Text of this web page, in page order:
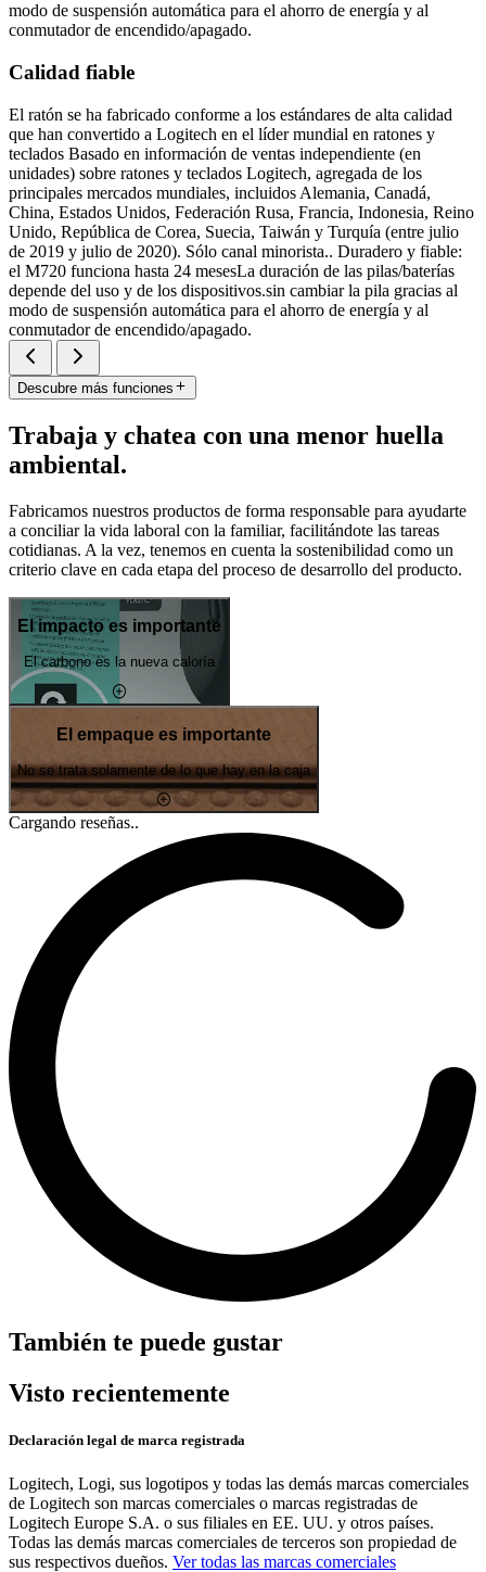
modo de suspensión automática para el ahorro de energía y al
conmutador de encendido/apagado.
Calidad fiable
El ratón se ha fabricado conforme a los estándares de alta calidad
que han convertido a Logitech en el líder mundial en ratones y
teclados Basado en información de ventas independiente (en
unidades) sobre ratones y teclados Logitech, agregada de los
principales mercados mundiales, incluidos Alemania, Canadá,
China, Estados Unidos, Federación Rusa, Francia, Indonesia, Reino
Unido, República de Corea, Suecia, Taiwán y Turquía (entre julio
de 2019 y julio de 2020). Sólo canal minorista.. Duradero y fiable:
el M720 funciona hasta 24 mesesLa duración de las pilas/baterías
depende del uso y de los dispositivos.sin cambiar la pila gracias al
modo de suspensión automática para el ahorro de energía y al
conmutador de encendido/apagado.
Descubre más funciones
Trabaja y chatea con una menor huella
ambiental.
Fabricamos nuestros productos de forma responsable para ayudarte
a conciliar la vida laboral con la familiar, facilitándote las tareas
cotidianas. A la vez, tenemos en cuenta la sostenibilidad como un
criterio clave en cada etapa del proceso de desarrollo del producto.
El impacto es importante
El carbono es la nueva caloría
El empaque es importante
No se trata solamente de lo que hay en la caja
Cargando reseñas..
También te puede gustar
Visto recientemente
Declaración legal de marca registrada
Logitech, Logi, sus logotipos y todas las demás marcas comerciales
de Logitech son marcas comerciales o marcas registradas de
Logitech Europe S.A. o sus filiales en EE. UU. y otros países.
Todas las demás marcas comerciales de terceros son propiedad de
sus respectivos dueños. Ver todas las marcas comerciales